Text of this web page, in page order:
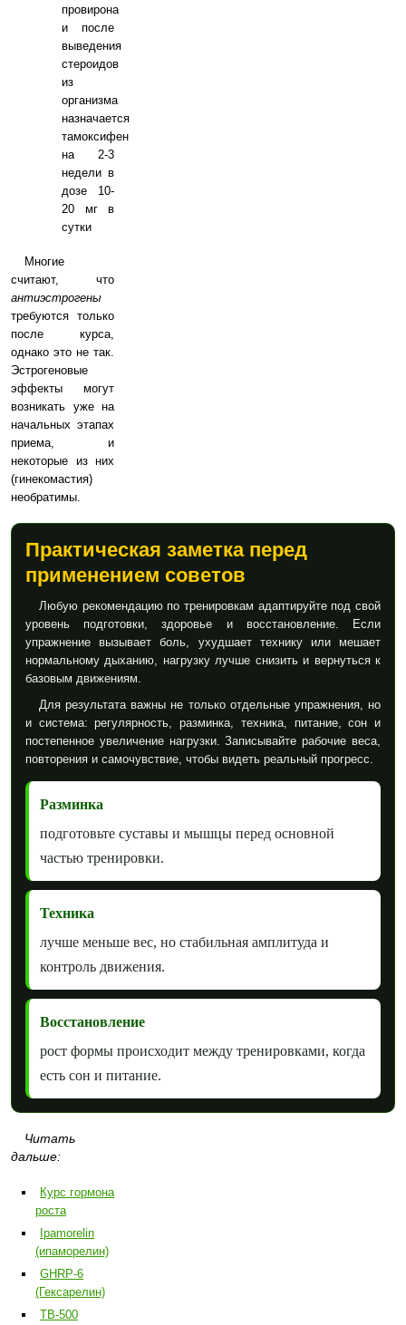
провирона
и после
выведения
стероидов
из
организма
назначается
тамоксифен
на 2-3
недели в
дозе 10-
20 мг в
сутки
Многие
считают, что
антиэстрогены
требуются только
после курса,
однако это не так.
Эстрогеновые
эффекты могут
возникать уже на
начальных этапах
приема, и
некоторые из них
(гинекомастия)
необратимы.
Практическая заметка перед
применением советов
Любую рекомендацию по тренировкам адаптируйте под свой
уровень подготовки, здоровье и восстановление. Если
упражнение вызывает боль, ухудшает технику или мешает
нормальному дыханию, нагрузку лучше снизить и вернуться к
базовым движениям.
Для результата важны не только отдельные упражнения, но
и система: регулярность, разминка, техника, питание, сон и
постепенное увеличение нагрузки. Записывайте рабочие веса,
повторения и самочувствие, чтобы видеть реальный прогресс.
Разминка
подготовьте суставы и мышцы перед основной
частью тренировки.
Техника
лучше меньше вес, но стабильная амплитуда и
контроль движения.
Восстановление
рост формы происходит между тренировками, когда
есть сон и питание.
Читать
дальше:
Курс гормона
роста
Ipamorelin
(ипаморелин)
GHRP-6
(Гексарелин)
TB-500